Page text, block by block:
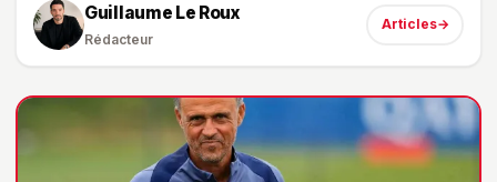
Guillaume Le Roux
Rédacteur
Articles→